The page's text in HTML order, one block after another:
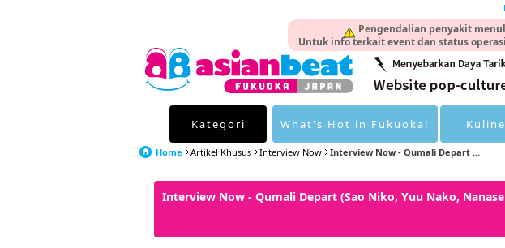
Pengendalian penyakit
Untuk info terkait event dan status
Kategori What's Hot in Fukuoka!
Home Artikel Khusus Interview Now Interview Now - Qumali Depart ...
Interview Now - Qumali Depart (Sao Niko, Yuu Nako, Nanase